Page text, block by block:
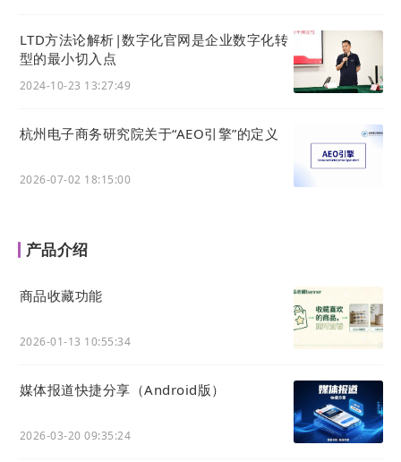
LTD方法论解析|数字化官网是企业数字化转
型的最小切入点
2024-10-23 13:27:49
杭州电子商务研究院关于“AEO引擎”的定义
2026-07-02 18:15:00
产品介绍
商品收藏功能
2026-01-13 10:55:34
媒体报道快捷分享（Android版）
2026-03-20 09:35:24